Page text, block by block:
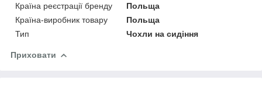
Країна реєстрації бренду
Польща
Країна-виробник товару
Польща
Тип
Чохли на сидіння
Приховати